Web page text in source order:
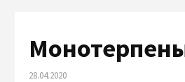
28.04.2020